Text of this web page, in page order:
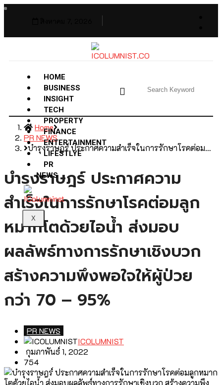
HOME
BUSINESS
INSIGHT
TECH
PROPERTY
FINANCE
ENTERTAINMENT
LIFESTLYE
PR
NEWS
X
Home
PR NEWS
บำรุงราษฎร์ ประกาศความสำเร็จในการรักษาโรคต่อม…
บำรุงราษฎร์ ประกาศความ
สำเร็จในการรักษาโรคต่อมลูก
หมากโตด้วยไอน้ำ ส่งมอบ
ผลลัพธ์ทางการรักษาเชิงบวก
สร้างความพึงพอใจให้ผู้ป่วย
กว่า 70 – 95%
PR NEWS
ICOLUMNIST
กุมภาพันธ์ 1, 2022
754